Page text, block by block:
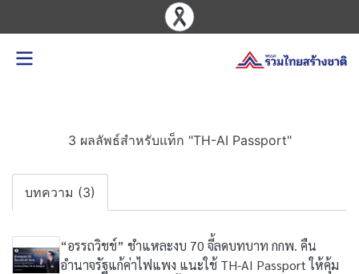
3 ผลลัพธ์สำหรับแท็ก "TH-AI Passport"
บทความ (3)
“อรรถวิชช์” ชำแหละงบ 70 จี้ลดบทบาท กกพ. คืน
อำนาจรัฐแก้ค่าไฟแพง แนะใช้ TH-AI Passport ให้คุ้ม